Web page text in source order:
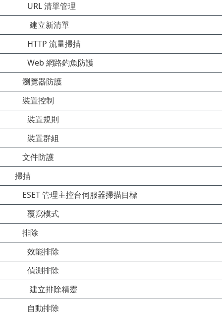
URL 清單管理
建立新清單
HTTP 流量掃描
Web 網路釣魚防護
瀏覽器防護
裝置控制
裝置規則
裝置群組
文件防護
掃描
ESET 管理主控台伺服器掃描目標
覆寫模式
排除
效能排除
偵測排除
建立排除精靈
自動排除